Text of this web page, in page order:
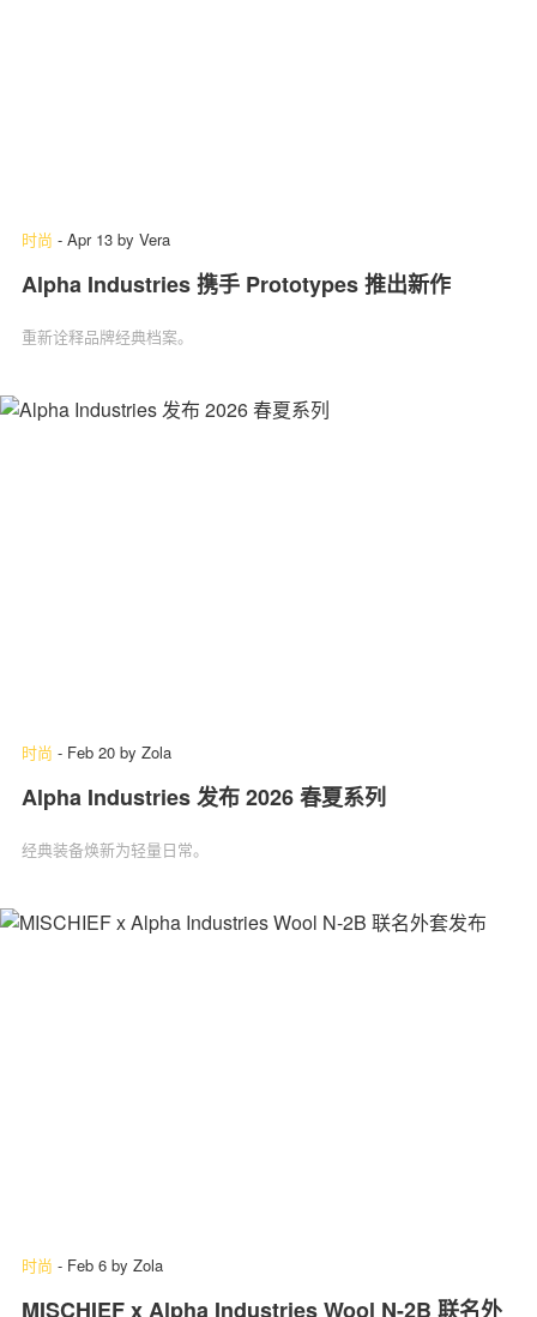
时尚 - Apr 13 by Vera
Alpha Industries 携手 Prototypes 推出新作
重新诠释品牌经典档案。
时尚 - Feb 20 by Zola
Alpha Industries 发布 2026 春夏系列
经典装备焕新为轻量日常。
时尚 - Feb 6 by Zola
MISCHIEF x Alpha Industries Wool N-2B 联名外